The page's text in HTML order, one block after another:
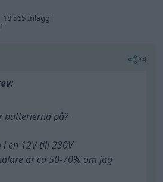
18 565 Inlägg
#4
batterierna på?
en 12V till 230V
är ca 50-70% om jag